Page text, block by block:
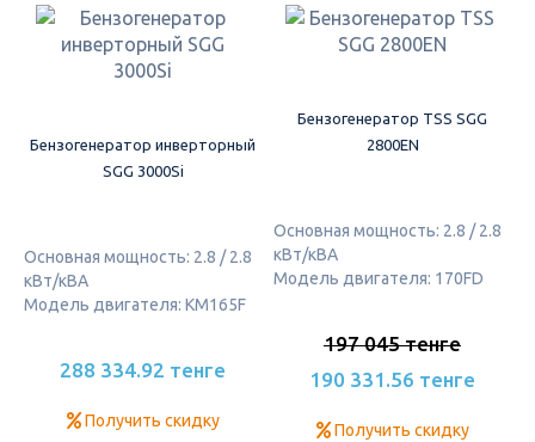
Бензогенератор инверторный
SGG 3000Si
Основная мощность: 2.8 / 2.8
кВт/кВА
Модель двигателя: KM165F
288 334.92 тенге
Получить скидку
Бензогенератор TSS SGG
2800EN
Основная мощность: 2.8 / 2.8
кВт/кВА
Модель двигателя: 170FD
197 045 тенге
190 331.56 тенге
Получить скидку